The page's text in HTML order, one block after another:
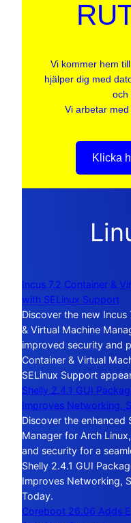
Vi kommer hem
hjälper dig med
och
Vi arbetar
Klicka
Incus 7.2 Container &
with SELinux Support
Discover the new Incus
& Virtual Machine
improved security and
Container & Virtual
SELinux Support
Shelly 2.4.1 GUI
Improves Networking,
Discover the enhanced
Manager for Arch
and security for a
Shelly 2.4.1 GUI
Improves Networking,
Today.
Coreboot 26.06 Adds